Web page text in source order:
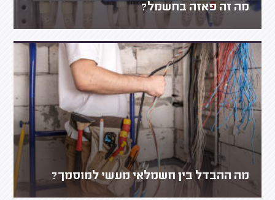
מה זה פאזה בחשמל?
מה ההבדל בין חשמלאי מעשי למוסמך?